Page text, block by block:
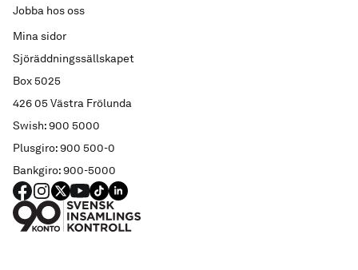
Sjöräddningssällskapet
Box 5025
426 05 Västra Frölunda
Swish: 900 5000
Plusgiro: 900 500-0
Bankgiro: 900-5000
Jobba hos oss
Mina sidor
FACEBOOK
Instagram
X YouTube
TIKTOKLINKED IN